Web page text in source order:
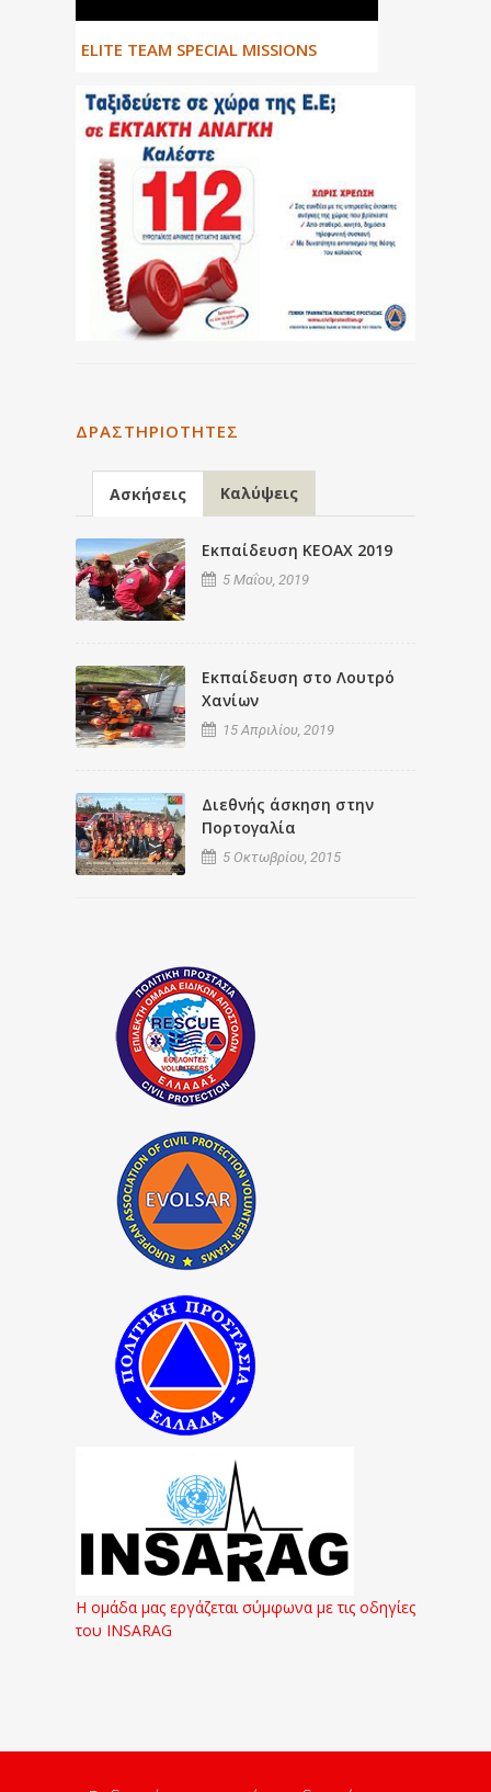
ΕLITE TEAM SPECIAL MISSIONS
ΔΡΑΣΤΗΡΙΌΤΗΤΕΣ
Ασκήσεις Καλύψεις
Εκπαίδευση ΚΕΟΑΧ 2019
5 Μαΐου, 2019
Εκπαίδευση στο Λουτρό
Χανίων
15 Απριλίου, 2019
Διεθνής άσκηση στην
Πορτογαλία
5 Οκτωβρίου, 2015
Η ομάδα μας εργάζεται σύμφωνα με τις οδηγίες
του INSARAG